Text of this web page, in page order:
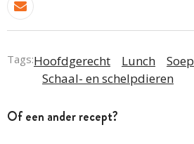
Tags:Hoofdgerecht Lunch Soep
Schaal- en schelpdieren
Of een ander recept?